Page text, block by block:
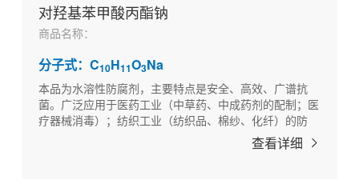
对羟基苯甲酸丙酯钠
商品名称：
分子式：C10H11O3Na
本品为水溶性防腐剂，主要特点是安全、高效、广谱抗
菌。广泛应用于医药工业（中草药、中成药剂的配制；医
疗器械消毒）；纺织工业（纺织品、棉纱、化纤）的防
腐。以及其他如化妆品、饲料、日用工业品的防腐。
查看详细